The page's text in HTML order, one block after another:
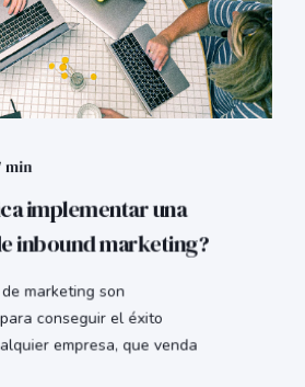
min
implementar una
inbound marketing?
marketing son
conseguir el éxito
empresa, que venda